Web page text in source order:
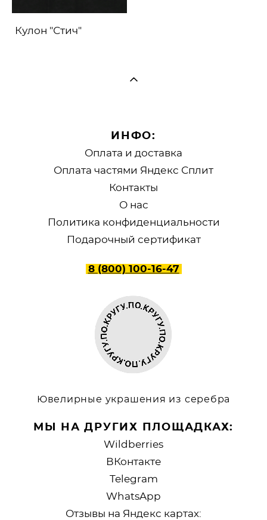
Кулон "Стич"
ИНФО:
Оплата и доставка
Оплата частями Яндекс Сплит
Контакты
О нас
Политика конфиденциальности
Подарочный сертификат
8 (800) 100-16-47
Ювелирные украшения из серебра
МЫ НА ДРУГИХ ПЛОЩАДКАХ:
Wildberries
ВКонтакте
Telegram
WhatsApp
Отзывы на Яндекс картах: